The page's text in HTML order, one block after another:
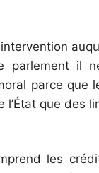
parlement il
parce que
que des
les